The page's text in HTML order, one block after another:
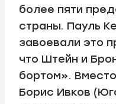
более пяти
страны. Пауль
завоевали это
что Штейн и
бортом».
Борис Ивков